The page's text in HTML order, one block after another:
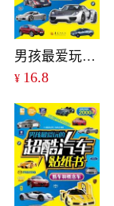
男孩最爱玩的超酷汽车贴纸书：世界名车
¥ 16.8